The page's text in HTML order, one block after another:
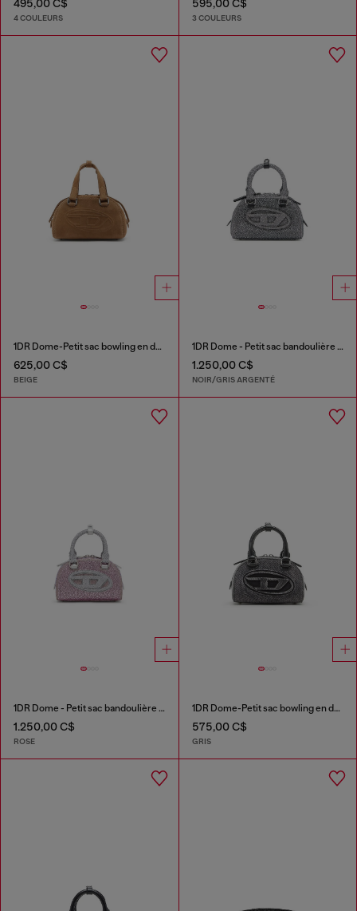
495,00 C$
4 COULEURS
595,00 C$
3 COULEURS
1DR Dome-Petit sac bowling en daim
625,00 C$
BEIGE
1DR Dome - Petit sac bandoulière en crystal Lurex
1.250,00 C$
NOIR/GRIS ARGENTÉ
1DR Dome - Petit sac bandoulière en Lurex cristal
1.250,00 C$
ROSE
1DR Dome-Petit sac bowling en denim délavé
575,00 C$
GRIS